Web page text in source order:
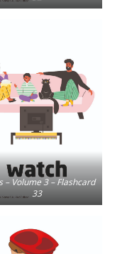
– Volume 3 – Flashcard
33